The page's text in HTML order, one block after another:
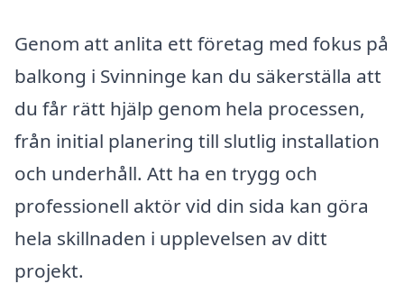
Genom att anlita ett företag med fokus på
balkong i Svinninge kan du säkerställa att
du får rätt hjälp genom hela processen,
från initial planering till slutlig installation
och underhåll. Att ha en trygg och
professionell aktör vid din sida kan göra
hela skillnaden i upplevelsen av ditt
projekt.